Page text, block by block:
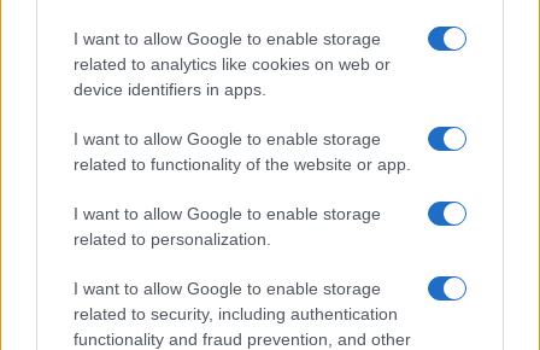
I want to allow Google to enable storage
related to analytics like cookies on web or
device identifiers in apps.
I want to allow Google to enable storage
related to functionality of the website or app.
I want to allow Google to enable storage
related to personalization.
I want to allow Google to enable storage
related to security, including authentication
functionality and fraud prevention, and other
Euro Gsm
224.000 Ft (új)
Xiaomi 15